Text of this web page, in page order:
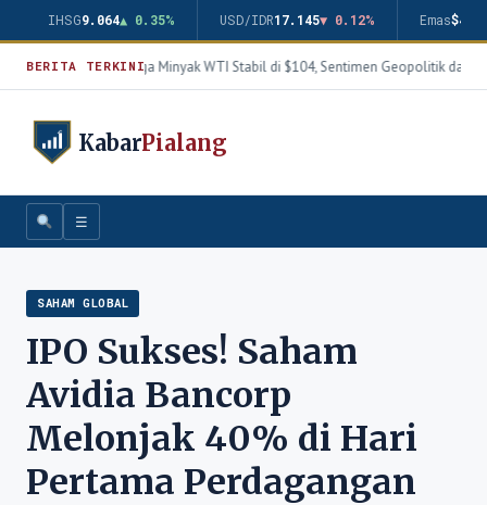
IHSG9.064▲ 0.35% USD/IDR17.145▼ 0.12% Emas
BERITA TERKINIHarga Minyak WTI Stabil di $104, Sentimen Geopolitik dan
KabarPialang
☰
SAHAM GLOBAL
IPO Sukses! Saham
Avidia Bancorp
Melonjak 40% di Hari
Pertama Perdagangan